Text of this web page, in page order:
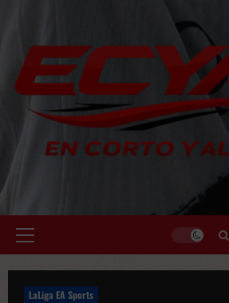
contenido
Menú
LaLiga EA Sports